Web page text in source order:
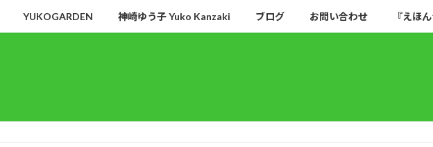
YUKOGARDEN 神崎ゆう子 Yuko Kanzaki ブログ お問い合わせ 『えほ